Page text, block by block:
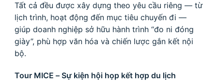
Tất cả đều được xây dựng theo yêu cầu riêng — từ
lịch trình, hoạt động đến mục tiêu chuyến đi —
giúp doanh nghiệp sở hữu hành trình “đo ni đóng
giày”, phù hợp văn hóa và chiến lược gắn kết nội
bộ.
Tour MICE – Sự kiện hội họp kết hợp du lịch